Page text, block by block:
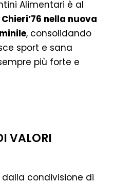
Alimentari è al
Chieri’76 nella nuova
, consolidando
sport e sana
più forte e
VALORI
condivisione di